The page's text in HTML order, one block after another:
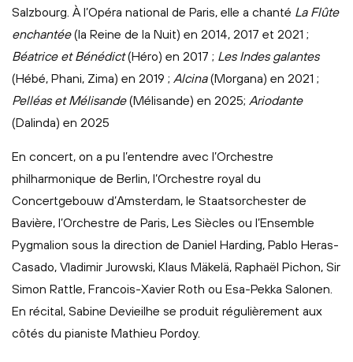
Salzbourg. À l’Opéra national de Paris, elle a chanté La Flûte
enchantée(la Reine de la Nuit) en 2014, 2017 et 2021 ;
Béatrice et Bénédict(Héro) en 2017 ; Les Indes galantes
(Hébé, Phani, Zima) en 2019 ; Alcina(Morgana) en 2021 ;
Pelléas et Mélisande(Mélisande) en 2025; Ariodante
(Dalinda) en 2025
En concert, on a pu l’entendre avec l’Orchestre
philharmonique de Berlin, l’Orchestre royal du
Concertgebouw d’Amsterdam, le Staatsorchester de
Bavière, l’Orchestre de Paris, Les Siècles ou l’Ensemble
Pygmalion sous la direction de Daniel Harding, Pablo Heras-
Casado, Vladimir Jurowski, Klaus Mäkelä, Raphaël Pichon, Sir
Simon Rattle, Francois-Xavier Roth ou Esa-Pekka Salonen.
En récital, Sabine Devieilhe se produit régulièrement aux
côtés du pianiste Mathieu Pordoy.